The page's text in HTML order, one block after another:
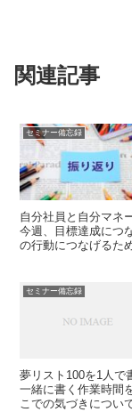
関連記事
セミナー備忘録
自分社員と自分マネ
今週、目標達成につ
の行動につなげるた
セミナー備忘録
夢リスト100を1人で
一緒に書く作業時間
こでの気づきについ